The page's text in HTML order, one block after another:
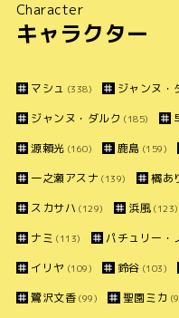
Character
キャラクター
マシュ (338) ジャンヌ・
ジャンヌ・ダルク (185)
源頼光 (160) 鹿島 (159)
一之瀬アスナ (139) 橘あ
スカサハ (129) 浜風 (123)
ナミ (113) パチュリー・
イリヤ (109) 鈴谷 (103)
鷺沢文香 (99) 聖園ミカ